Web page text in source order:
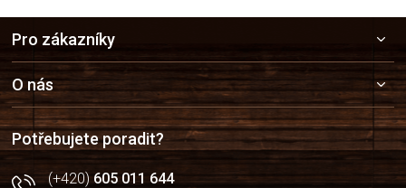
a
t
í
Pro zákazníky
O nás
Potřebujete poradit?
(+420)605 011 644